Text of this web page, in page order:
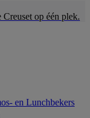
op één plek.
en Lunchbekers